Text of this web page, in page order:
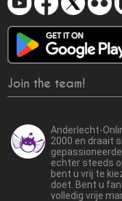
Join the team!
Anderlecht-
2000 en draait
echter steeds
bent u vrij te
doet. Bent u
volledig vrije